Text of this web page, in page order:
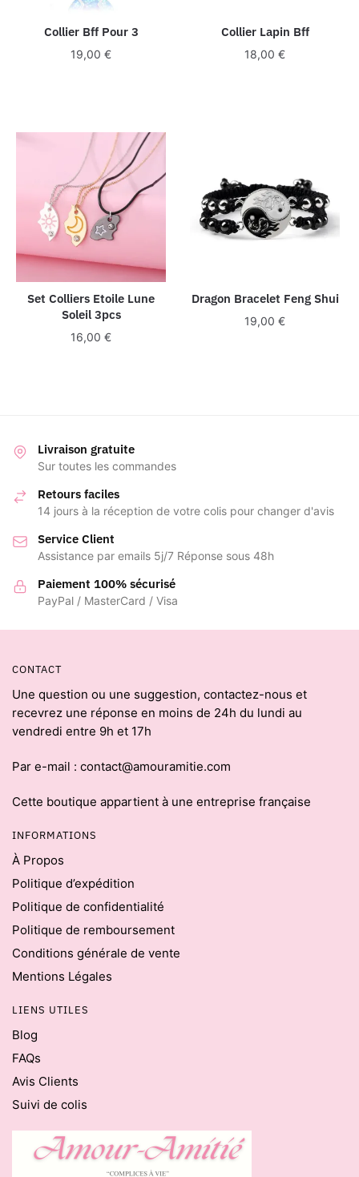
Collier Bff Pour 3
19,00€
Collier Lapin Bff
18,00€
Set Colliers Etoile Lune
Soleil 3pcs
16,00€
Dragon Bracelet Feng Shui
19,00€
Livraison gratuite
Sur toutes les commandes
Retours faciles
14 jours à la réception de votre colis pour changer d'avis
Service Client
Assistance par emails 5j/7 Réponse sous 48h
Paiement 100% sécurisé
PayPal / MasterCard / Visa
CONTACT
Une question ou une suggestion, contactez-nous et
recevrez une réponse en moins de 24h du lundi au
vendredi entre 9h et 17h
Par e-mail : contact@amouramitie.com
Cette boutique appartient à une entreprise française
INFORMATIONS
À Propos
Politique d’expédition
Politique de confidentialité
Politique de remboursement
Conditions générale de vente
Mentions Légales
LIENS UTILES
Blog
FAQs
Avis Clients
Suivi de colis